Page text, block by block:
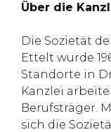
Über die
Die Sozietät
Ettelt wurde
Standorte in
Kanzlei
Berufsträger.
sich die